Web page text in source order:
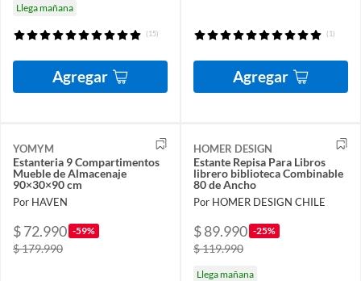
Llega mañana
(15)
Agregar
(1)
Agregar
YOMYM
Estanteria 9 Compartimentos
Mueble de Almacenaje
90×30×90 cm
Por HAVEN
$ 72.990 -59%
$ 179.990
HOMER DESIGN
Estante Repisa Para Libros
librero biblioteca Combinable
80 de Ancho
Por HOMER DESIGN CHILE
$ 89.990 -25%
$ 119.990
Llega mañana